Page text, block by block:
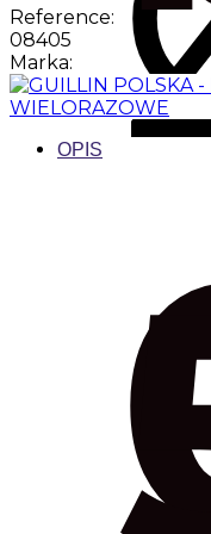
Reference:
08405
Marka:
OPIS